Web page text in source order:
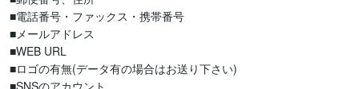
■電話番号・ファックス・携帯番号
■メールアドレス
■WEB URL
■ロゴの有無(データ有の場合はお送り下さい)